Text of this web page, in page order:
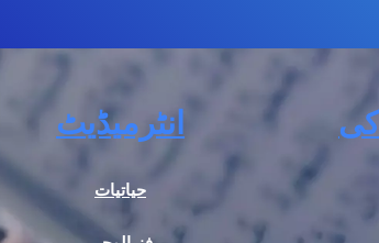
انٹرمیڈیٹ
حیاتیات